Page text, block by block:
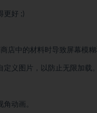
更好 ;)
店中的材料时导致屏幕模
定义图片，以防止无限加载
动画。